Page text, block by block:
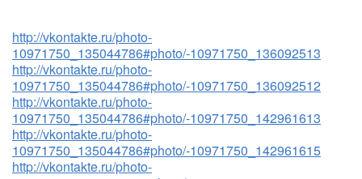
http://vkontakte.ru/photo-
10971750_135044786#photo/-10971750_136092513
http://vkontakte.ru/photo-
10971750_135044786#photo/-10971750_136092512
http://vkontakte.ru/photo-
10971750_135044786#photo/-10971750_142961613
http://vkontakte.ru/photo-
10971750_135044786#photo/-10971750_142961615
http://vkontakte.ru/photo-